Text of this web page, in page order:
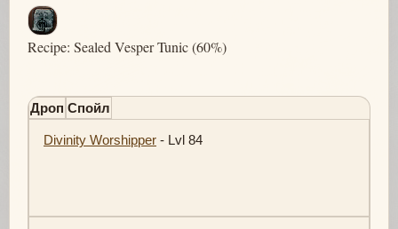
Recipe: Sealed Vesper Tunic (60%)
Дроп Спойл
Divinity Worshipper - Lvl 84